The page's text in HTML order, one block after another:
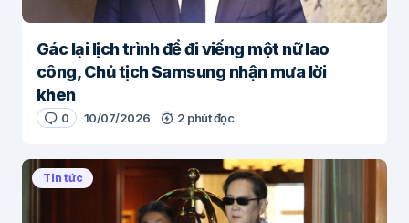
Gác lại lịch trình để đi viếng một nữ lao
công, Chủ tịch Samsung nhận mưa lời
khen
0 10/07/2026 2 phút đọc
Tin tức